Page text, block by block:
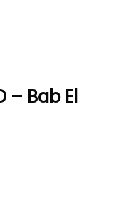
– Bab El